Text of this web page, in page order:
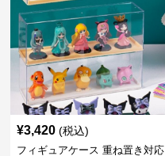
¥3,420 (税込)
フィギュアケース 重ね置き対応